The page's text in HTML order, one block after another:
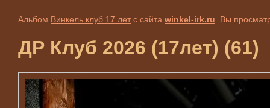
Альбом Винкель клуб 17 лет с сайта winkel-irk.ru . Вы
ДР Клуб 2026 (17лет) (61)